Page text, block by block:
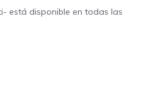
está disponible en todas las